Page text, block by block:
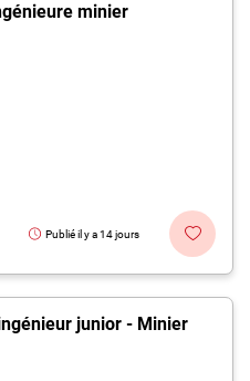
minier
Publié il y a 14 jours
junior - Minier